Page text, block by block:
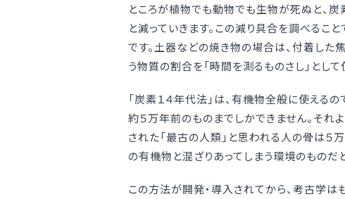
ところが植物でも動物でも生物が死ぬと、炭
と減っていきます。この減り具合を調べるこ
です。土器などの焼き物の場合は、付着した
う物質の割合を「時間を測るものさし」とし
「炭素１４年代法」は、有機物全般に使える
約５万年前のものまでしかできません。それ
された「最古の人類」と思われる人の骨は５
の有機物と混ざりあってしまう環境のものだ
この方法が開発・導入されてから、考古学は